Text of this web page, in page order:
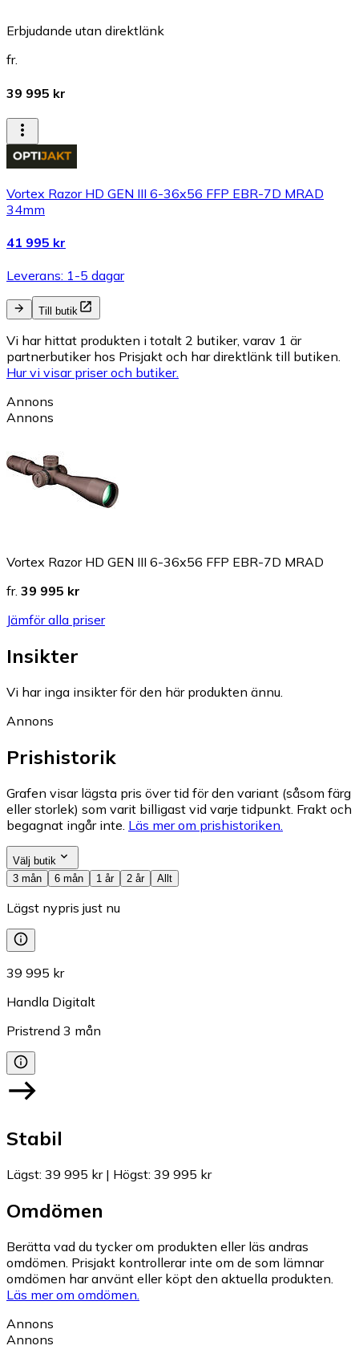
Erbjudande utan direktlänk
fr.
39 995 kr
Vortex Razor HD GEN III 6-36x56 FFP EBR-7D MRAD
34mm
41 995 kr
Leverans: 1-5 dagar
Till butik
Vi har hittat produkten i totalt 2 butiker, varav 1 är
partnerbutiker hos Prisjakt och har direktlänk till butiken.
Hur vi visar priser och butiker.
Annons
Annons
Vortex Razor HD GEN III 6-36x56 FFP EBR-7D MRAD
fr. 39 995 kr
Jämför alla priser
Insikter
Vi har inga insikter för den här produkten ännu.
Annons
Prishistorik
Grafen visar lägsta pris över tid för den variant (såsom färg
eller storlek) som varit billigast vid varje tidpunkt. Frakt och
begagnat ingår inte. Läs mer om prishistoriken.
Välj butik
3 mån
6 mån 1 år 2 år Allt
Lägst nypris just nu
39 995 kr
Handla Digitalt
Pristrend 3 mån
Stabil
Lägst: 39 995 kr| Högst: 39 995 kr
Omdömen
Berätta vad du tycker om produkten eller läs andras
omdömen. Prisjakt kontrollerar inte om de som lämnar
omdömen har använt eller köpt den aktuella produkten.
Läs mer om omdömen.
Annons
Annons